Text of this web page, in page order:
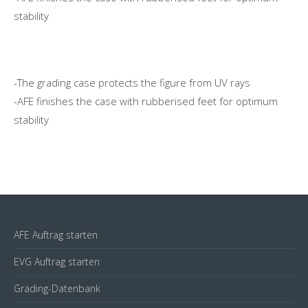
(14€)
Menge
stability
-The grading case protects the figure from UV rays
-AFE finishes the case with rubberised feet for optimum
stability
AFE Auftrag starten
EVG Auftrag starten
Grading-Datenbank